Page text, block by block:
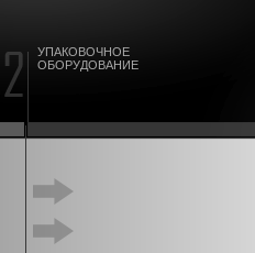
УПАКОВОЧНОЕ
ОБОРУДОВАНИЕ